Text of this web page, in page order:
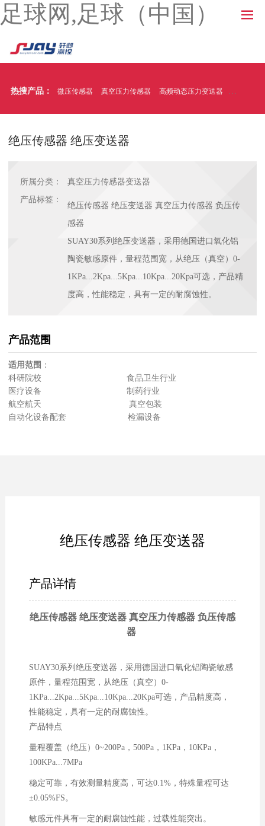
足球网,足球（中国）
热搜产品： 微压传感器 真空压力传感器 高频动态压力变送器 温压一体
绝压传感器 绝压变送器
所属分类：
真空压力传感器变送器
产品标签：
绝压传感器 绝压变送器 真空压力传感器 负压传
感器
SUAY30系列绝压变送器，采用德国进口氧化铝
陶瓷敏感原件，量程范围宽，从绝压（真空）0-
1KPa...2Kpa...5Kpa...10Kpa...20Kpa可选，产品精
度高，性能稳定，具有一定的耐腐蚀性。
产品范围
适用范围 ：
科研院校 食品卫生行业
医疗设备 制药行业
航空航天 真空包装
自动化设备配套 检漏设备
绝压传感器 绝压变送器
产品详情
绝压传感器 绝压变送器 真空压力传感器 负压传感
器
SUAY30系列绝压变送器，采用德国进口氧化铝陶瓷敏感
原件，量程范围宽，从绝压（真空）0-
1KPa...2Kpa...5Kpa...10Kpa...20Kpa可选，产品精度高，
性能稳定，具有一定的耐腐蚀性。
产品特点
量程覆盖（绝压）0~200Pa，500Pa，1KPa，10KPa，
100KPa...7MPa
稳定可靠，有效测量精度高，可达0.1%，特殊量程可达
±0.05%FS。
敏感元件具有一定的耐腐蚀性能，过载性能突出。